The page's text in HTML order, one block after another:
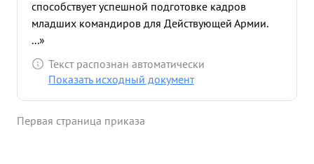
способствует успешной подготовке кадров
младших командиров для Действующей Армии.
...»
Текст распознан автоматически
Показать исходный документ
Первая страница приказа